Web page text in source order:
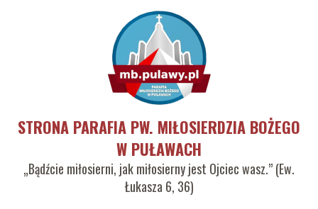
STRONA PARAFIA PW. MIŁOSIERDZIA BOŻEGO
W PUŁAWACH
„Bądźcie miłosierni, jak miłosierny jest Ojciec wasz.” (Ew.
Łukasza 6, 36)